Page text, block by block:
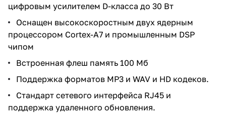
цифровым усилителем D-класса до 30 Вт
Оснащен высокоскоростным двух ядерным
процессором Cortex-A7 и промышленным DSP
чипом
Встроенная флеш память 100 Мб
Поддержка форматов MP3 и WAV и HD кодеков.
Стандарт сетевого интерфейса RJ45 и
поддержка удаленного обновления.